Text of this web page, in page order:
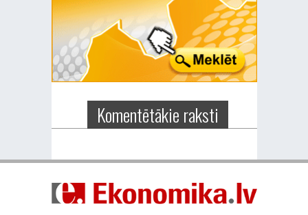
Komentētākie raksti